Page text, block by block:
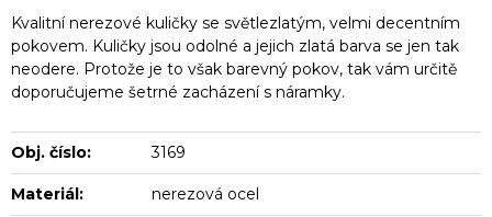
Kvalitní nerezové kuličky se světlezlatým, velmi decentním
pokovem. Kuličky jsou odolné a jejich zlatá barva se jen tak
neodere. Protože je to však barevný pokov, tak vám určitě
doporučujeme šetrné zacházení s náramky.
Obj. číslo: 3169
Materiál: nerezová ocel